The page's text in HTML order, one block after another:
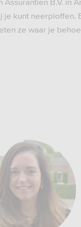
Assurantiën B.V. in
kunt neerploffen.
ze waar je